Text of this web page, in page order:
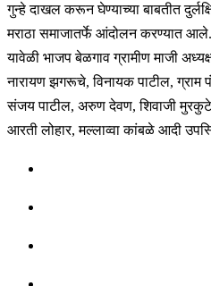
गुन्हे दाखल करून घेण्याच्या बाबतीत
मराठा समाजातर्फे आंदोलन करण्यात आले.
यावेळी भाजप बेळगाव ग्रामीण माजी
नारायण झगरूचे, विनायक पाटील,
संजय पाटील, अरुण देवण, शिवाजी
आरती लोहार, मल्लाव्वा कांबळे आदी